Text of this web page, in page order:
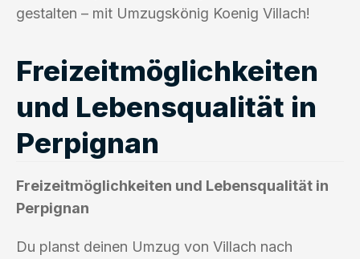
gestalten – mit Umzugskönig Koenig Villach!
Freizeitmöglichkeiten
und Lebensqualität in
Perpignan
Freizeitmöglichkeiten und Lebensqualität in
Perpignan
Du planst deinen Umzug von Villach nach